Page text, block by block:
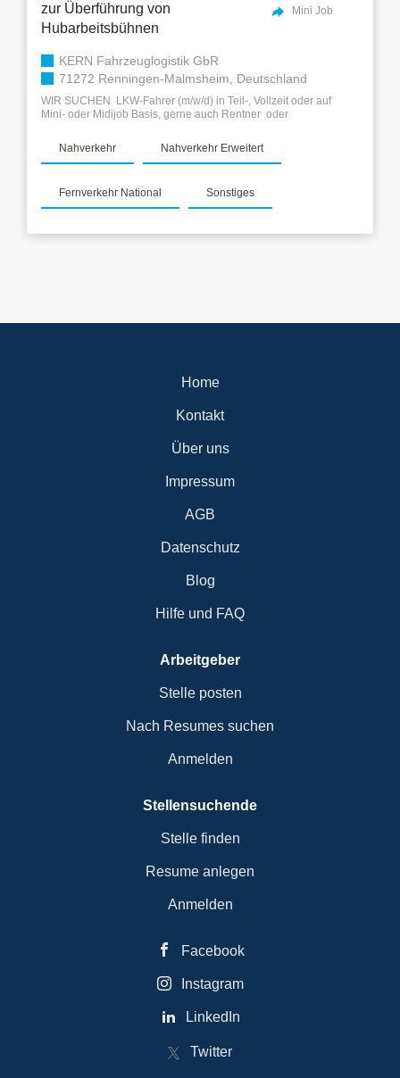
Mini Job
zur Überführung von
Hubarbeitsbühnen
KERN Fahrzeuglogistik GbR
71272 Renningen-Malmsheim, Deutschland
WIR SUCHEN LKW-Fahrer (m/w/d) in Teil-, Vollzeit oder auf
Mini- oder Midijob Basis, gerne auch Rentner oder
Hubarbeitsbühnen sowie Kran- und Sonderfahrzeugen aller
Art! Sie sind flexibel, zuverlässig und teilen die Leidenschaft
zum Nah- und Fernverkehr? Dann suchen wir Sie!
Führerscheinklasse B/ BE/ C/ CE/ C1E/, wünschenswert
D/D1E/DE aber keine Voraussetzung * Flexibilität * hohes
Sorgfältigkeit Ein entspannter respektvoller Umgang und eine
Nahverkehr Nahverkehr Erweitert
Fernverkehr National Sonstiges
Home
Kontakt
Über uns
Impressum
AGB
Datenschutz
Blog
Hilfe und FAQ
Arbeitgeber
Stelle posten
Nach Resumes suchen
Anmelden
Stellensuchende
Stelle finden
Resume anlegen
Anmelden
Facebook
Instagram
LinkedIn
Twitter